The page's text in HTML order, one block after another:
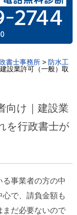
書士事務所> 防水工
設業許可（一般）取
向け｜建設業
を行政書士が
事業者の方の中
で、請負金額も
まだ必要ないので